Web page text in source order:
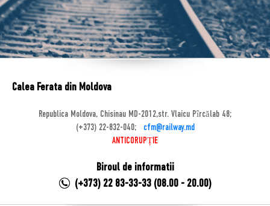
Calea Ferata din Moldova
Republica Moldova, Chisinau MD-2012,str. Vlaicu Pîrcălab 48;
(+373) 22-832-040;
cfm@railway.md
ANTICORUPȚIE
Biroul de informatii
(+373) 22 83-33-33 (08.00 - 20.00)